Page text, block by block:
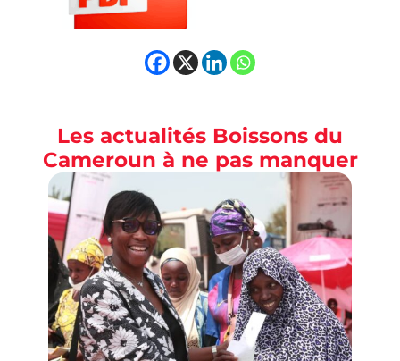
Les actualités Boissons du
Cameroun à ne pas manquer